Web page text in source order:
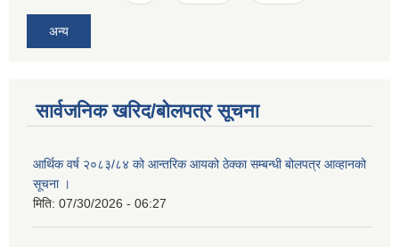
अन्य
सार्वजनिक खरिद/बोलपत्र सूचना
आर्थिक वर्ष २०८३/८४ को आन्तरिक आयको ठेक्का सम्बन्धी बोलपत्र आव्हानको
सूचना ।
मिति: 07/30/2026 - 06:27